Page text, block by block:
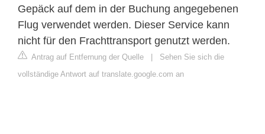
Gepäck auf dem in der Buchung angegebenen
Flug verwendet werden. Dieser Service kann
nicht für den Frachttransport genutzt werden.
Antrag auf Entfernung der Quelle | Sehen Sie sich die
vollständige Antwort auf translate.google.com an